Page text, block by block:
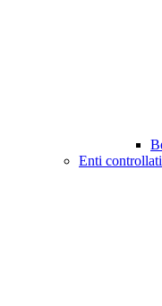
Enti controllati